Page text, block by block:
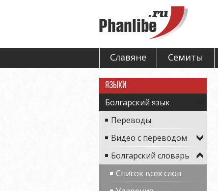
Славяне Семиты
Языки
Болгарский язык
Переводы
Видео с переводом
Болгарский словарь
Список всех слов